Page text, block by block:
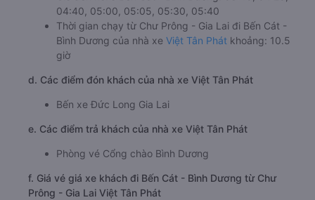
04:40, 05:00, 05:05, 05:30, 05:40
Thời gian chạy từ Chư Prông - Gia Lai đi Bến Cát -
Bình Dương của nhà xe Việt Tân Phát khoảng: 10.5
giờ
d. Các điểm đón khách của nhà xe Việt Tân Phát
Bến xe Đức Long Gia Lai
e. Các điểm trả khách của nhà xe Việt Tân Phát
Phòng vé Cổng chào Bình Dương
f. Giá vé giá xe khách đi Bến Cát - Bình Dương từ Chư
Prông - Gia Lai Việt Tân Phát